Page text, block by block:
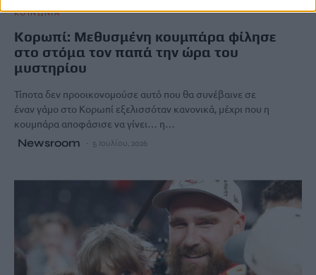
ΚΟΙΝΩΝΙΑ
Κορωπί: Μεθυσμένη κουμπάρα φίλησε
στο στόμα τον παπά την ώρα του
μυστηρίου
Τίποτα δεν προοικονομούσε αυτό που θα συνέβαινε σε
έναν γάμο στο Κορωπί εξελισσόταν κανονικά, μέχρι που η
κουμπάρα αποφάσισε να γίνει… η…
Newsroom 5 Ιουλίου, 2026